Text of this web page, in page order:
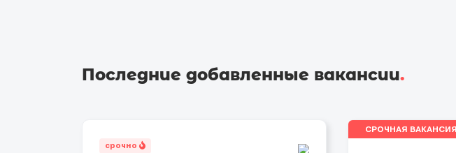
Последние добавленные вакансии.
срочно
СРОЧНАЯ ВАКАНСИЯ